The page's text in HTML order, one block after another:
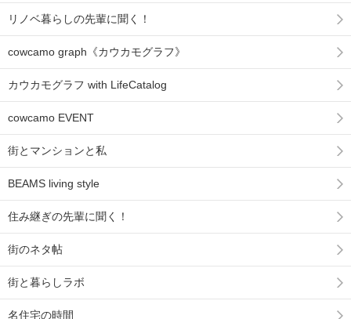
リノベ暮らしの先輩に聞く！
cowcamo graph《カウカモグラフ》
カウカモグラフ with LifeCatalog
cowcamo EVENT
街とマンションと私
BEAMS living style
住み継ぎの先輩に聞く！
街のネタ帖
街と暮らしラボ
名住宅の時間